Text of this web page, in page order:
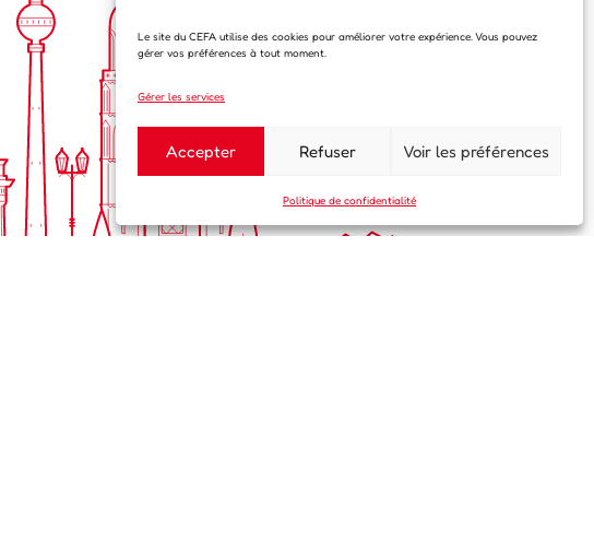
Le site du CEFA utilise des cookies pour améliorer votre expérience. Vous pouvez
gérer vos préférences à tout moment.
Gérer les services
Accepter Refuser Voir les préférences
Politique de confidentialité